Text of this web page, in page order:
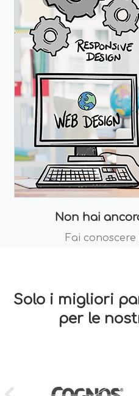
Non hai
Fai
Solo i migliori
per le